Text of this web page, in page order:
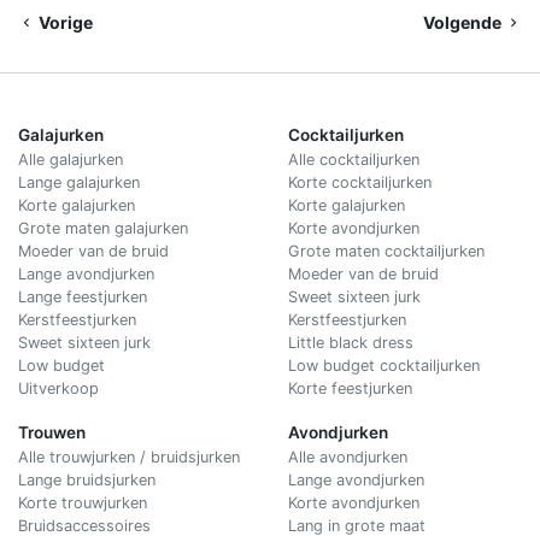
Vorige Volgende
Galajurken
Alle galajurken
Lange galajurken
Korte galajurken
Grote maten galajurken
Moeder van de bruid
Lange avondjurken
Lange feestjurken
Kerstfeestjurken
Sweet sixteen jurk
Low budget
Uitverkoop
Trouwen
Alle trouwjurken / bruidsjurken
Lange bruidsjurken
Korte trouwjurken
Bruidsaccessoires
Cocktailjurken
Alle cocktailjurken
Korte cocktailjurken
Korte galajurken
Korte avondjurken
Grote maten cocktailjurken
Moeder van de bruid
Sweet sixteen jurk
Kerstfeestjurken
Little black dress
Low budget cocktailjurken
Korte feestjurken
Avondjurken
Alle avondjurken
Lange avondjurken
Korte avondjurken
Lang in grote maat